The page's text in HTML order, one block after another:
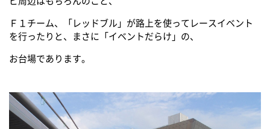
Ｆ１チーム、「レッドブル」が路上を使ってレースイベント
を行ったりと、まさに「イベントだらけ」の、
お台場であります。